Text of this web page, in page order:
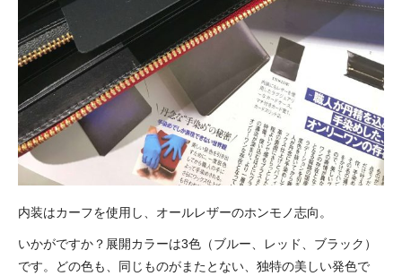
内装はカーフを使用し、オールレザーのホンモノ志向。
いかがですか？展開カラーは3色（ブルー、レッド、ブラック）
です。どの色も、同じものがまたとない、独特の美しい発色で